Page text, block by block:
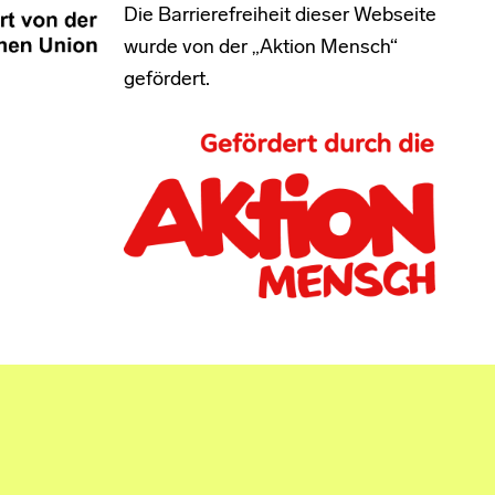
Die Barrierefreiheit dieser Webseite
wurde von der „Aktion Mensch“
gefördert.